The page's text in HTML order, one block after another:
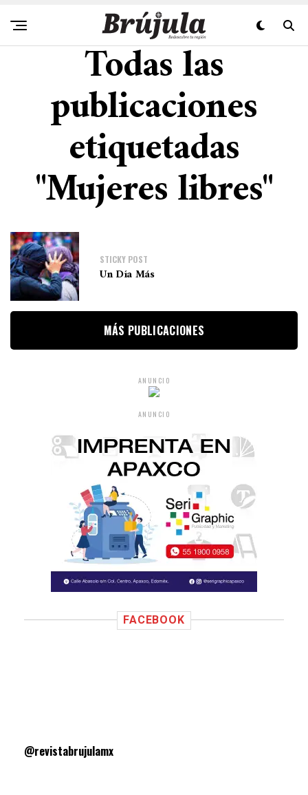
Todas las
publicaciones
etiquetadas
"Mujeres libres"
STICKY POST
Un Día Más
MÁS PUBLICACIONES
ANUNCIO
ANUNCIO
FACEBOOK
@revistabrujulamx